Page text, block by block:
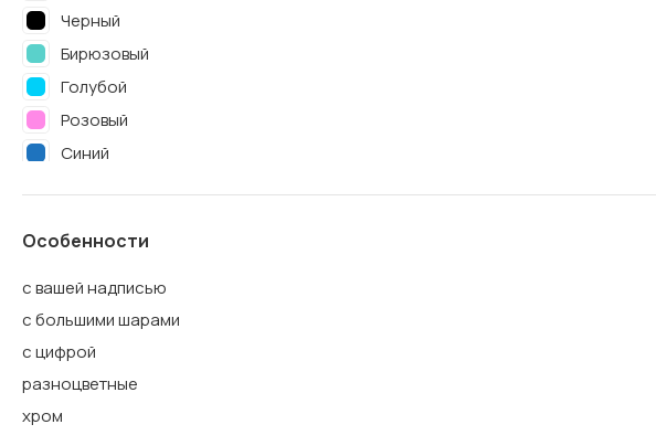
Черный
Бирюзовый
Голубой
Розовый
Синий
Фуше
Зеленый
Оранжевый
Особенности
с вашей надписью
с большими шарами
с цифрой
разноцветные
хром